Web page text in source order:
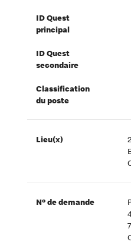
ID Quest
principal
ID Quest
secondaire
Classification
du poste
Lieu(x)
Nº de demande